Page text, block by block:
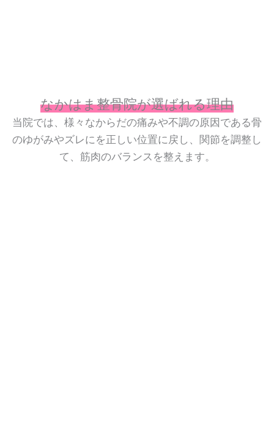
なかはま整骨院が選ばれる理由
当院では、様々なからだの痛みや不調の原因である骨
のゆがみやズレにを正しい位置に戻し、関節を調整し
て、筋肉のバランスを整えます。